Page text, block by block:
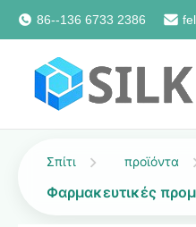
86--136 6733 2386
Σπίτι προϊόντα
Φαρμακευτικές